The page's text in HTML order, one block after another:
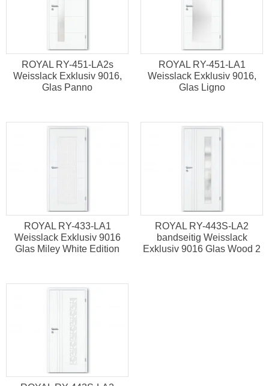
ROYAL RY-451-LA2s
Weisslack Exklusiv 9016,
Glas Panno
ROYAL RY-451-LA1
Weisslack Exklusiv 9016,
Glas Ligno
ROYAL RY-433-LA1
Weisslack Exklusiv 9016
Glas Miley White Edition
ROYAL RY-443S-LA2
bandseitig Weisslack
Exklusiv 9016 Glas Wood 2